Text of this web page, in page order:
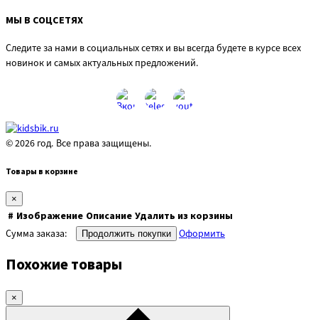
МЫ В СОЦСЕТЯХ
Следите за нами в социальных сетях и вы всегда будете в курсе всех
новинок и самых актуальных предложений.
© 2026 год. Все права защищены.
Товары в корзине
×
# Изображение Описание Удалить из корзины
Сумма заказа:
Продолжить покупки Оформить
Похожие товары
×